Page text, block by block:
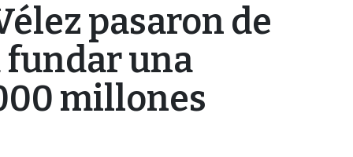
pasaron de
fundar una
millones